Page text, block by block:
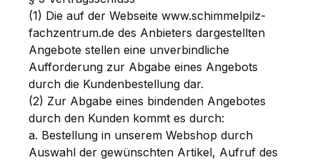
(1) Die auf der Webseite www.schimmelpilz-
fachzentrum.de des Anbieters dargestellten
Angebote stellen eine unverbindliche
Aufforderung zur Abgabe eines Angebots
durch die Kundenbestellung dar.
(2) Zur Abgabe eines bindenden Angebotes
durch den Kunden kommt es durch:
a. Bestellung in unserem Webshop durch
Auswahl der gewünschten Artikel, Aufruf des